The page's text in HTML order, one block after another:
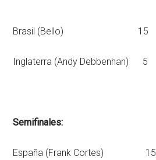
Brasil (Bello) 15
Inglaterra (Andy Debbenhan) 5
Semifinales:
España (Frank Cortes) 15